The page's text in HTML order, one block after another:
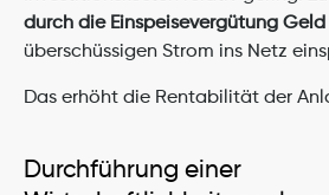
durch die Einspeisevergütung
überschüssigen Strom ins Netz
Das erhöht die Rentabilität der
Durchführung einer